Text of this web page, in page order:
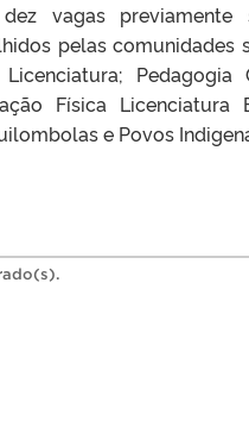
vagas previamente
pelas comunidades
Pedagogia
Física
e Povos